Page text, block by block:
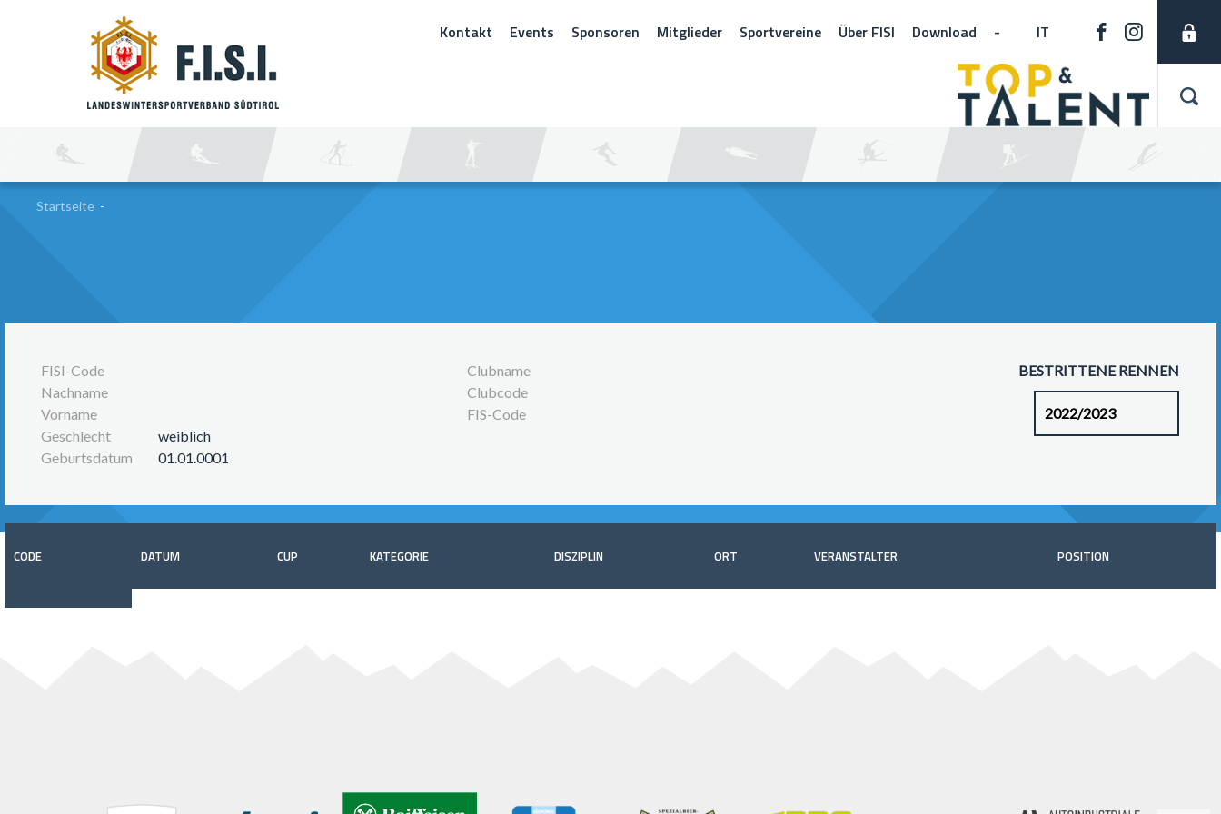
Kontakt Events Sponsoren Mitglieder Sportvereine Über FISI Download - IT
Startseite -
FISI-Code
Nachname
Vorname
Geschlecht
weiblich
Geburtsdatum
01.01.0001
Clubname
Clubcode
FIS-Code
BESTRITTENE RENNEN
CODE DATUM CUP KATEGORIE DISZIPLIN ORT VERANSTALTER POSITION